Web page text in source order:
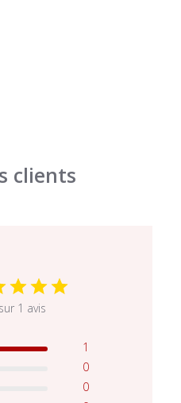
clients
1 avis
1
0
0